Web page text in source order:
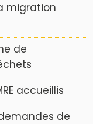
migration
de
accueillis
de